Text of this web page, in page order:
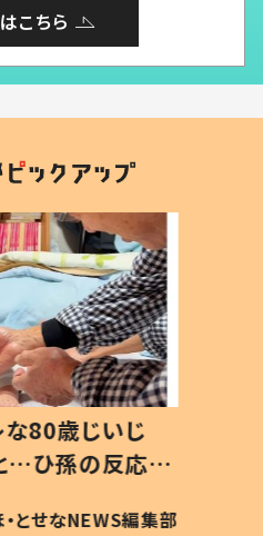
こちら
80歳じいじ
…ひ孫の反応に
可愛くて仕方な
・とせなNEWS編集部